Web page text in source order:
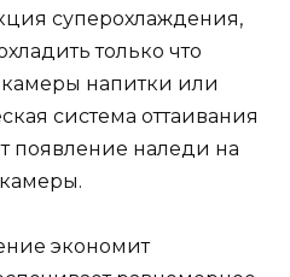
суперохлаждения,
только что
напитки или
система оттаивания
появление наледи на
экономит